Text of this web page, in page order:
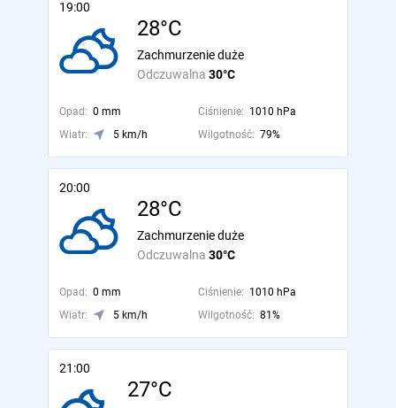
19:00
28°C
Odczuwalna 30°C
Zachmurzenie duże
Opad: 0 mm Ciśnienie: 1010 hPa
Wiatr:
5 km/h Wilgotność: 79%
20:00
28°C
Odczuwalna 30°C
Zachmurzenie duże
Opad: 0 mm Ciśnienie: 1010 hPa
Wiatr:
5 km/h Wilgotność: 81%
21:00
27°C